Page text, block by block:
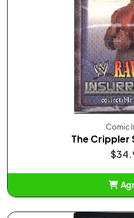
Comic
The Crippler